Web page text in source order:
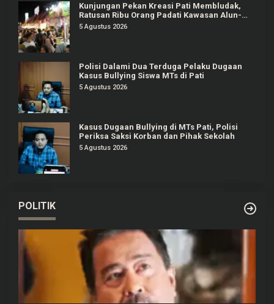
Kunjungan Pekan Kreasi Pati Membludak,
Ratusan Ribu Orang Padati Kawasan Alun-
alun Pati
5 Agustus 2026
Polisi Dalami Dua Terduga Pelaku Dugaan
Kasus Bullying Siswa MTs di Pati
5 Agustus 2026
Kasus Dugaan Bullying di MTs Pati, Polisi
Periksa Saksi Korban dan Pihak Sekolah
5 Agustus 2026
POLITIK